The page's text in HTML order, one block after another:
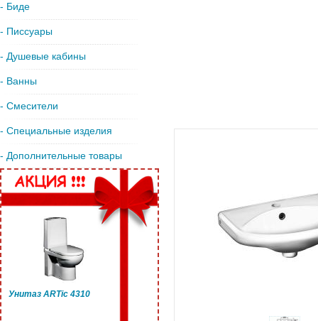
- Биде
- Писсуары
- Душевые кабины
- Ванны
- Смесители
- Специальные изделия
- Дополнительные товары
Унитаз ARTic 4310